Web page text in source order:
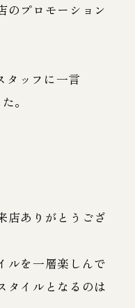
のプロモーション
タッフに一言
。
店ありがとうござ
ルを一層楽しんで
タイルとなるのは